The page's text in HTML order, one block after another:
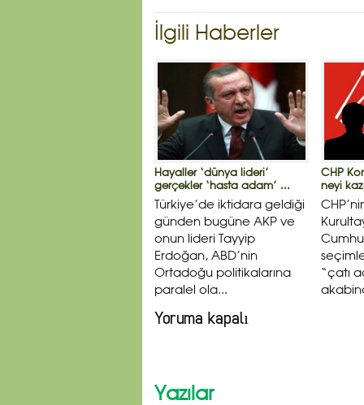
İlgili Haberler
Hayaller ‘dünya lideri’
gerçekler ‘hasta adam’ ...
Türkiye’de iktidara geldiği
günden bugüne AKP ve
onun lideri Tayyip
Erdoğan, ABD’nin
Ortadoğu politikalarına
paralel ola...
CHP
neyi
“çatı
Yoruma kapalı
Yazılar